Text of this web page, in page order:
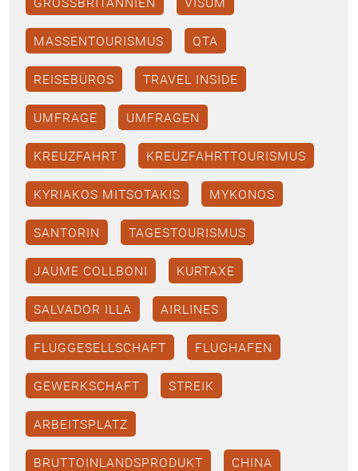
MASSENTOURISMUS QTA
REISEBÜROS TRAVEL INSIDE
UMFRAGE UMFRAGEN
KREUZFAHRT KREUZFAHRTTOURISMUS
KYRIAKOS MITSOTAKIS MYKONOS
SANTORIN TAGESTOURISMUS
JAUME COLLBONI KURTAXE
SALVADOR ILLA AIRLINES
FLUGGESELLSCHAFT FLUGHAFEN
GEWERKSCHAFT STREIK
ARBEITSPLATZ
BRUTTOINLANDSPRODUKT CHINA